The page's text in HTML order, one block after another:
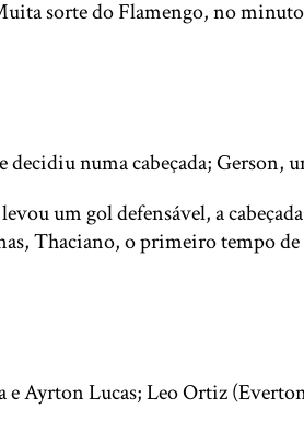
sorte do Flamengo, no
numa cabeçada;
um gol defensável, a
Thaciano, o primeiro tempo
e Ayrton Lucas; Leo Ortiz